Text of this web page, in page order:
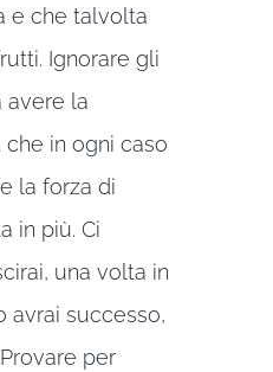
e che talvolta
Ignorare gli
avere la
in ogni caso
la forza di
in più. Ci
una volta in
avrai successo,
per